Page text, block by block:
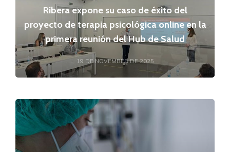
Ribera expone su caso de éxito del
proyecto de terapia psicológica online en la
primera reunión del Hub de Salud
19 DE NOVEMBER DE 2025